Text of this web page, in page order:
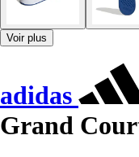
Voir plus
adidas
Grand